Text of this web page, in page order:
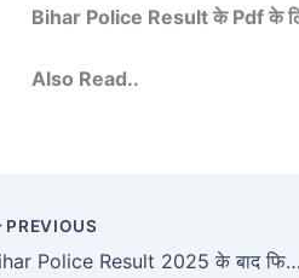
Bihar Police Result के Pdf के
Also Read..
PREVIOUS
Bihar Police Result 2025 के बाद फिर से आई नई भर्ती – सिपाही, दरोगा, चौकीदार, परिचारी व ड्राइवर 25,000 पदों पर सुनहरा मौका